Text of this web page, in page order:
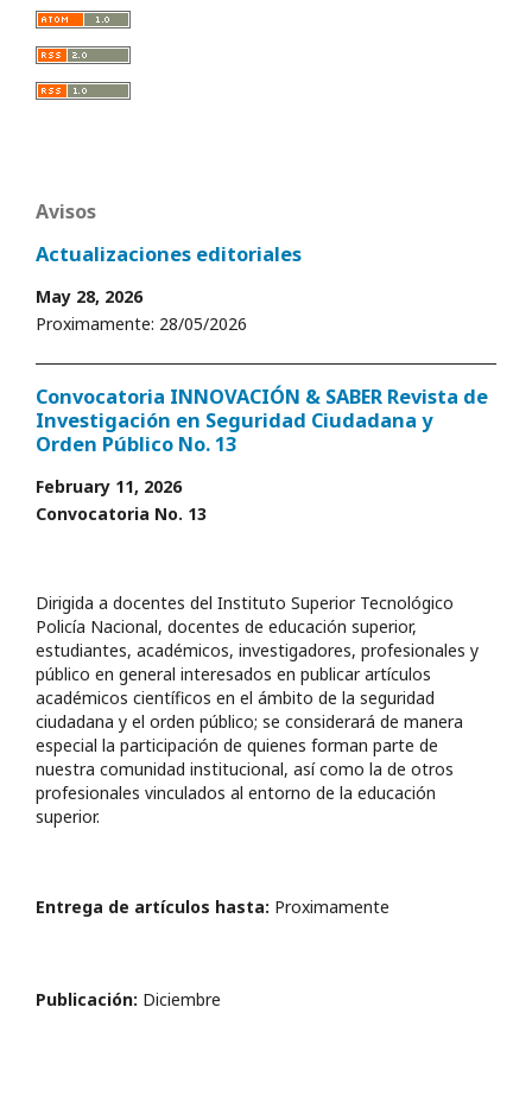
Avisos
Actualizaciones editoriales
May 28, 2026
Proximamente: 28/05/2026
Convocatoria INNOVACIÓN & SABER Revista de
Investigación en Seguridad Ciudadana y
Orden Público No. 13
February 11, 2026
Convocatoria No. 13
Dirigida a docentes del Instituto Superior Tecnológico
Policía Nacional, docentes de educación superior,
estudiantes, académicos, investigadores, profesionales y
público en general interesados en publicar artículos
académicos científicos en el ámbito de la seguridad
ciudadana y el orden público; se considerará de manera
especial la participación de quienes forman parte de
nuestra comunidad institucional, así como la de otros
profesionales vinculados al entorno de la educación
superior.
Entrega de artículos hasta: Proximamente
Publicación: Diciembre